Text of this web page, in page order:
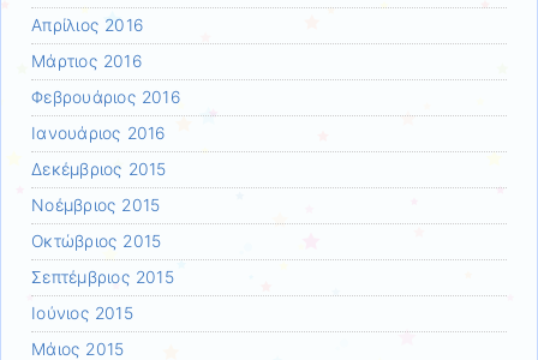
Απρίλιος 2016
Μάρτιος 2016
Φεβρουάριος 2016
Ιανουάριος 2016
Δεκέμβριος 2015
Νοέμβριος 2015
Οκτώβριος 2015
Σεπτέμβριος 2015
Ιούνιος 2015
Μάιος 2015